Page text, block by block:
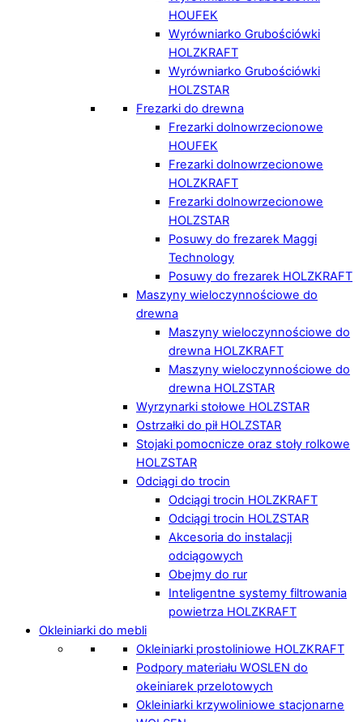
HOUFEK
Wyrówniarko Grubościówki
HOLZKRAFT
Wyrówniarko Grubościówki
HOLZSTAR
Frezarki do drewna
Frezarki dolnowrzecionowe
HOUFEK
Frezarki dolnowrzecionowe
HOLZKRAFT
Frezarki dolnowrzecionowe
HOLZSTAR
Posuwy do frezarek Maggi
Technology
Posuwy do frezarek HOLZKRAFT
Maszyny wieloczynnościowe do
drewna
Maszyny wieloczynnościowe do
drewna HOLZKRAFT
Maszyny wieloczynnościowe do
drewna HOLZSTAR
Wyrzynarki stołowe HOLZSTAR
Ostrzałki do pił HOLZSTAR
Stojaki pomocnicze oraz stoły rolkowe
HOLZSTAR
Odciągi do trocin
Odciągi trocin HOLZKRAFT
Odciągi trocin HOLZSTAR
Akcesoria do instalacji
odciągowych
Obejmy do rur
Inteligentne systemy filtrowania
powietrza HOLZKRAFT
Okleiniarki do mebli
Okleiniarki prostoliniowe HOLZKRAFT
Podpory materiału WOSLEN do
okeiniarek przelotowych
Okleiniarki krzywoliniowe stacjonarne